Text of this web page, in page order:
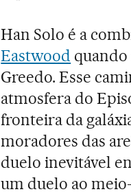
Han Solo é a
Eastwood
Greedo. Esse
atmosfera do
fronteira da
moradores das
duelo inevitável
um duelo ao